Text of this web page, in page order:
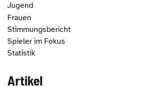
Jugend
Frauen
Stimmungsbericht
Spieler im Fokus
Statistik
Artikel